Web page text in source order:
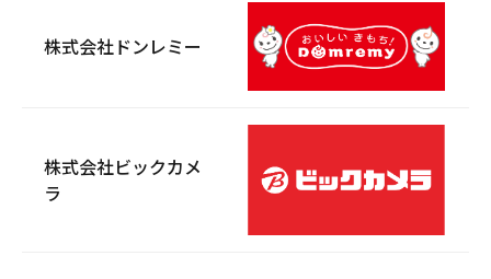
株式会社ドンレミー
株式会社ビックカメ
ラ